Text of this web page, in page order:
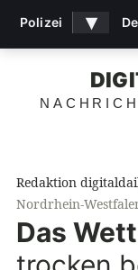
Redaktion
Nordrhein-
Das
Polizei ▾